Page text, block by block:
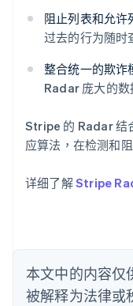
阻止列表和允许
过去的行为随时
整合统一的欺诈
Radar 庞大的数
Stripe 的 Radar 结
应算法，在检测和
详细了解Stripe
本文中的内容仅
被解释为法律或
English
爱沙尼亚
English
奥地利
Deutsch English
澳大利亚
巴西
PortuguêsEnglish
比利时
丹麦
English
德国
DeutschEnglish